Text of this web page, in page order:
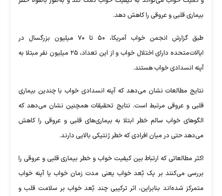
بیماری قلبی و عروقی را کاهش دهد.
طبق گزارش انجمن خواب آمریکا، ۵۰ تا ۷۰ میلیون بزرگسال در
ایالات‌متحده دارای اختلال خواب و از این تعداد، ۲۵ میلیون نفر مبتلا به
آپنه انسدادی خواب هستند.
نتایج مطالعات نشان می‌دهد که آپنه انسدادی خواب با چندین بیماری
قلبی و عروقی مرتبط است. نتایج تحقیقات همچنین نشان می‌دهد که
الگو‌های خواب سالم خطر ابتلا به بیماری‌های قلبی و عروقی را کاهش
می‌دهد حتی در میان افرادی که خطر ژنتیکی بالایی دارند.
اکثر مطالعاتی که ارتباط بین کیفیت خواب و خطر بیماری قلبی و عروقی را
بررسی می‌کنند بر یک بّعد خواب یعنی مدت زمان خواب یا آپنه خواب
متمرکز شده‌اند بنابراین، اثر ترکیبی چند بّعد خواب بر سلامت قلب و